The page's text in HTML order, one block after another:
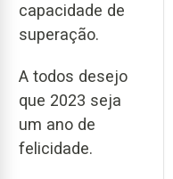
capacidade de
superação.
A todos desejo
que 2023 seja
um ano de
felicidade.